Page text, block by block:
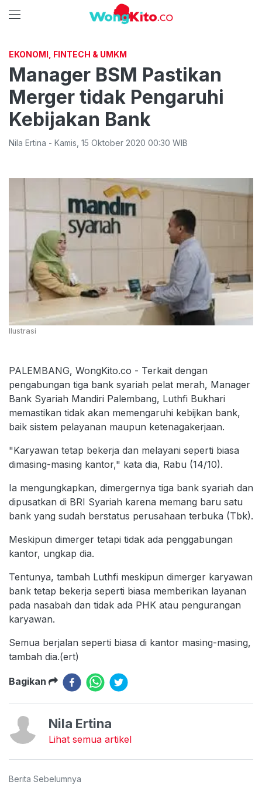
EKONOMI, FINTECH & UMKM
Manager BSM Pastikan
Merger tidak Pengaruhi
Kebijakan Bank
Nila Ertina - Kamis 15 Oktober 2020 00:30 WIB
Ilustrasi
PALEMBANG, WongKito.co - Terkait dengan
pengabungan tiga bank syariah pelat merah, Manager
Bank Syariah Mandiri Palembang, Luthfi Bukhari
memastikan tidak akan memengaruhi kebijkan bank,
baik sistem pelayanan maupun ketenagakerjaan.
"Karyawan tetap bekerja dan melayani seperti biasa
dimasing-masing kantor," kata dia, Rabu (14/10).
Ia mengungkapkan, dimergernya tiga bank syariah dan
dipusatkan di BRI Syariah karena memang baru satu
bank yang sudah berstatus perusahaan terbuka (Tbk).
Meskipun dimerger tetapi tidak ada penggabungan
kantor, ungkap dia.
Tentunya, tambah Luthfi meskipun dimerger karyawan
bank tetap bekerja seperti biasa memberikan layanan
pada nasabah dan tidak ada PHK atau pengurangan
karyawan.
Semua berjalan seperti biasa di kantor masing-masing,
tambah dia.(ert)
Bagikan
Nila Ertina
Lihat semua artikel
Berita Sebelumnya